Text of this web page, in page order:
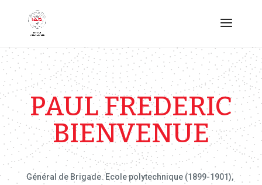
PAUL FREDERIC
BIENVENUE
Général de Brigade. Ecole polytechnique (1899-1901),